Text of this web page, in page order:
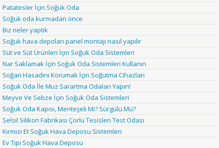
Patatesler İçin Soğuk Oda
Soğuk oda kurmadan önce
Biz neler yaptık
Soğuk hava depoları panel montajı nasıl yapılır
Süt ve Süt Ürünleri İçin Soğuk Oda Sistemleri
Nar Saklamak İçin Soğuk Oda Sistemleri Kullanın
Soğan Hasadını Korumak İçin Soğutma Cihazları
Soğuk Oda İle Muz Sarartma Odaları Yapın!
Meyve Ve Sebze İçin Soğuk Oda Sistemleri
Soğuk Oda Kapısı, Menteşeli Mi? Sürgülü Mü?
Selsil Silikon Fabrikası Çorlu Tesisleri Test Odası
Kırmızı Et Soğuk Hava Deposu Sistemleri
Ev Tipi Soğuk Hava Deposu